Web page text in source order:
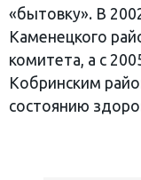
«бытовку». В
Каменецкого
комитета, а с
Кобринским
состоянию